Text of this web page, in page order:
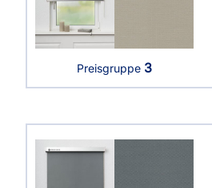
Preisgruppe 3